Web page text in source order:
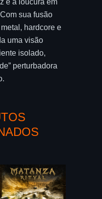
e a loucura em
sua fusão
hardcore e
uma visão
isolado,
perturbadora